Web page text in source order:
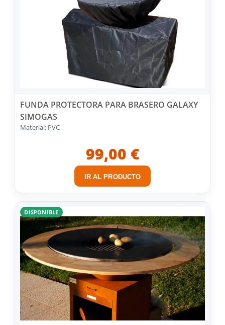
FUNDA PROTECTORA PARA BRASERO GALAXY
SIMOGAS
Material: PVC
99,00 €
IR AL PRODUCTO
DISPONIBLE